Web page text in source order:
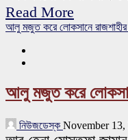
Read More
আলু মজুত করে লোকসানে রাজশাহীর
আলু মজুত করে
নিউজডেস্ক November 13,